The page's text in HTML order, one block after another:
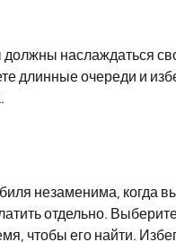
наслаждаться
длинные очереди и
незаменима, когда
отдельно.
чтобы его найти.